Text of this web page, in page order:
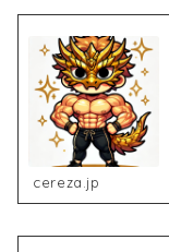
cereza.jp